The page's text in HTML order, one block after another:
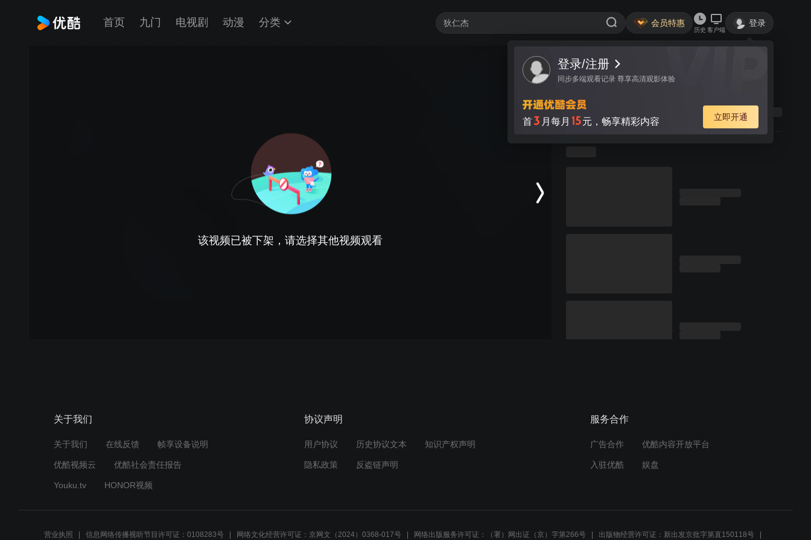
首页 九门 电视剧 动漫 分类 会员特惠
历史 客户端
登录
登录/注册
同步多端观看记录 尊享高清观影体验
首3 月每月 15元，畅享精彩内容 立即开通
该视频已被下架，请选择其他视频观看
关于我们
关于我们 在线反馈 帧享设备说明
优酷视频云 优酷社会责任报告
Youku.tv HONOR视频
协议声明
用户协议 历史协议文本 知识产权声明
隐私政策 反盗链声明
服务合作
广告合作 优酷内容开放平台
入驻优酷 娱盘
营业执照 信息网络传播视听节目许可证：0108283号 网络文化经营许可证：京网文（2024）0368-017号 网络出版服务许可证：（署）网出证（京）字第266号 出版物经营许可证：新出发京批字第直150118号